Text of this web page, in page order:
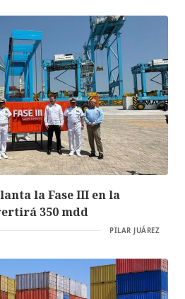
la Fase III en la
350 mdd
PILAR JUÁREZ